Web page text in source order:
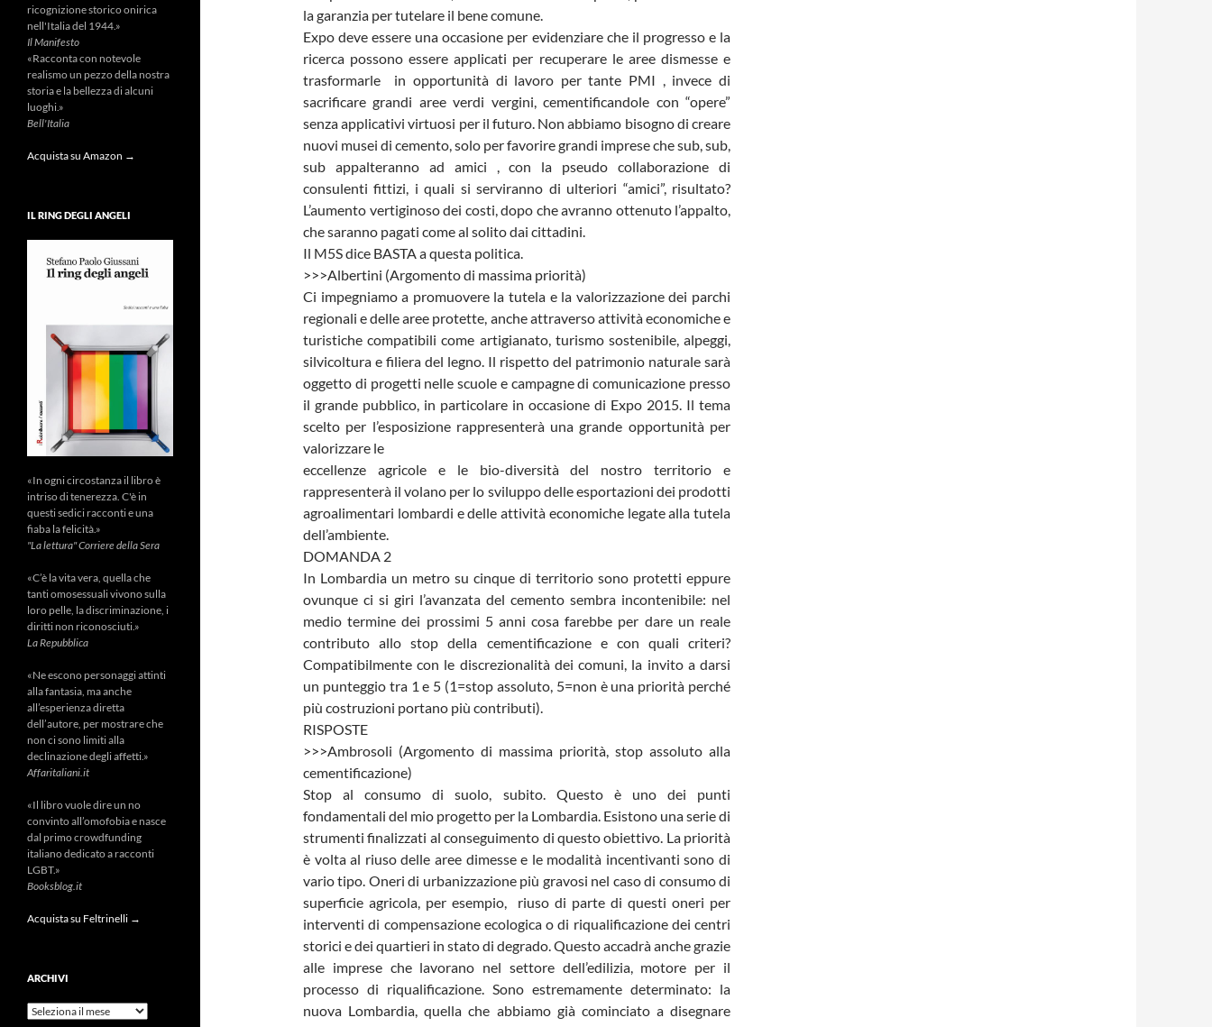
la garanzia per tutelare il bene comune.
Expo deve essere una occasione per evidenziare che il progresso e la
ricerca possono essere applicati per recuperare le aree dismesse e
trasformarle in opportunità di lavoro per tante PMI , invece di
sacrificare grandi aree verdi vergini, cementificandole con “opere”
senza applicativi virtuosi per il futuro. Non abbiamo bisogno di creare
nuovi musei di cemento, solo per favorire grandi imprese che sub, sub,
sub appalteranno ad amici , con la pseudo collaborazione di
consulenti fittizi, i quali si serviranno di ulteriori “amici”, risultato?
L’aumento vertiginoso dei costi, dopo che avranno ottenuto l’appalto,
che saranno pagati come al solito dai cittadini.
Il M5S dice BASTA a questa politica.
>>>Albertini (Argomento di massima priorità)
Ci impegniamo a promuovere la tutela e la valorizzazione dei parchi
regionali e delle aree protette, anche attraverso attività economiche e
turistiche compatibili come artigianato, turismo sostenibile, alpeggi,
silvicoltura e filiera del legno. Il rispetto del patrimonio naturale sarà
oggetto di progetti nelle scuole e campagne di comunicazione presso
il grande pubblico, in particolare in occasione di Expo 2015. Il tema
scelto per l’esposizione rappresenterà una grande opportunità per
valorizzare le
eccellenze agricole e le bio-diversità del nostro territorio e
rappresenterà il volano per lo sviluppo delle esportazioni dei prodotti
agroalimentari lombardi e delle attività economiche legate alla tutela
dell’ambiente.
DOMANDA 2
In Lombardia un metro su cinque di territorio sono protetti eppure
ovunque ci si giri l’avanzata del cemento sembra incontenibile: nel
medio termine dei prossimi 5 anni cosa farebbe per dare un reale
contributo allo stop della cementificazione e con quali criteri?
Compatibilmente con le discrezionalità dei comuni, la invito a darsi
un punteggio tra 1 e 5 (1=stop assoluto, 5=non è una priorità perché
più costruzioni portano più contributi).
RISPOSTE
>>>Ambrosoli (Argomento di massima priorità, stop assoluto alla
cementificazione)
Stop al consumo di suolo, subito. Questo è uno dei punti
fondamentali del mio progetto per la Lombardia. Esistono una serie di
strumenti finalizzati al conseguimento di questo obiettivo. La priorità
è volta al riuso delle aree dimesse e le modalità incentivanti sono di
vario tipo. Oneri di urbanizzazione più gravosi nel caso di consumo di
superficie agricola, per esempio, riuso di parte di questi oneri per
interventi di compensazione ecologica o di riqualificazione dei centri
storici e dei quartieri in stato di degrado. Questo accadrà anche grazie
alle imprese che lavorano nel settore dell’edilizia, motore per il
processo di riqualificazione. Sono estremamente determinato: la
nuova Lombardia, quella che abbiamo già cominciato a disegnare
ricognizione storico onirica
nell'Italia del 1944.»
Il Manifesto
«Racconta con notevole
realismo un pezzo della nostra
storia e la bellezza di alcuni
luoghi.»
Bell'Italia
Acquista su Amazon →
IL RING DEGLI ANGELI
«In ogni circostanza il libro è
intriso di tenerezza. C'è in
questi sedici racconti e una
fiaba la felicità.»
"La lettura" Corriere della Sera
«C’è la vita vera, quella che
tanti omosessuali vivono sulla
loro pelle, la discriminazione, i
diritti non riconosciuti.»
La Repubblica
«Ne escono personaggi attinti
alla fantasia, ma anche
all’esperienza diretta
dell’autore, per mostrare che
non ci sono limiti alla
declinazione degli affetti.»
Affaritaliani.it
«Il libro vuole dire un no
convinto all’omofobia e nasce
dal primo crowdfunding
italiano dedicato a racconti
LGBT.»
Booksblog.it
Acquista su Feltrinelli →
ARCHIVI
Archivi